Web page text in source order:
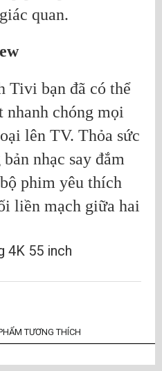
quan.
Tivi bạn đã có thể
chóng mọi
lên TV. Thỏa sức
nhạc say đắm
phim yêu thích
liền mạch giữa hai
TƯƠNG THÍCH